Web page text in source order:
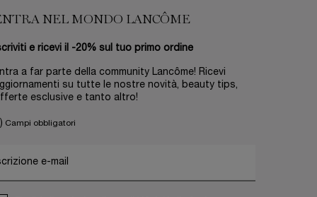
NEL MONDO LANCÔME
e ricevi il -20% sul tuo primo ordine
a far parte della community Lancôme! Ricevi
su tutte le nostre novità, beauty tips,
esclusive e tanto altro!
Campi obbligatori
e-mail